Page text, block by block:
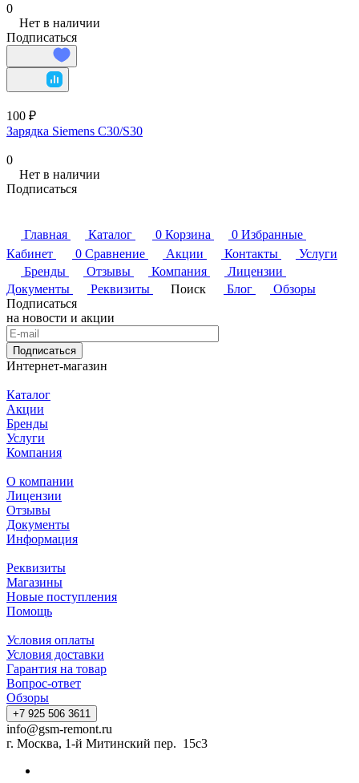
0
Нет в наличии
Подписаться
100 ₽
Зарядка Siemens C30/S30
0
Нет в наличии
Подписаться
Главная Каталог 0 Корзина 0 Избранные
Кабинет
0 Сравнение Акции Контакты
Услуги
Бренды
Отзывы Компания
Лицензии
Документы
Реквизиты Поиск Блог
Обзоры
Подписаться
на новости и акции
Подписаться
Интернет-магазин
Каталог
Акции
Бренды
Услуги
Компания
О компании
Лицензии
Отзывы
Документы
Информация
Реквизиты
Магазины
Новые поступления
Помощь
Условия оплаты
Условия доставки
Гарантия на товар
Вопрос-ответ
Обзоры
+7 925 506 3611
info@gsm-remont.ru
г. Москва, 1-й Митинский пер. 15с3